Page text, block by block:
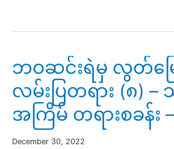
(၂)
သဗ္ဗညုတဉာဏ်
ပညာ
ကွန်ရက်
ဒေသနာ
ဘဝဆင်းရဲမှ လွတ်မ
လမ်းပြတရား (၈) –
အကြိမ် တရားစခန်း
December 30, 2022